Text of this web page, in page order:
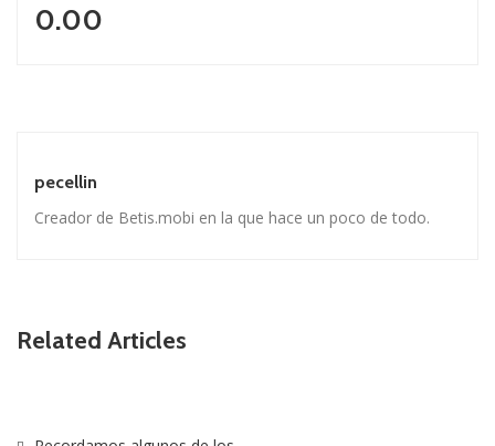
0.00
pecellin
Creador de Betis.mobi en la que hace un poco de todo.
Related Articles